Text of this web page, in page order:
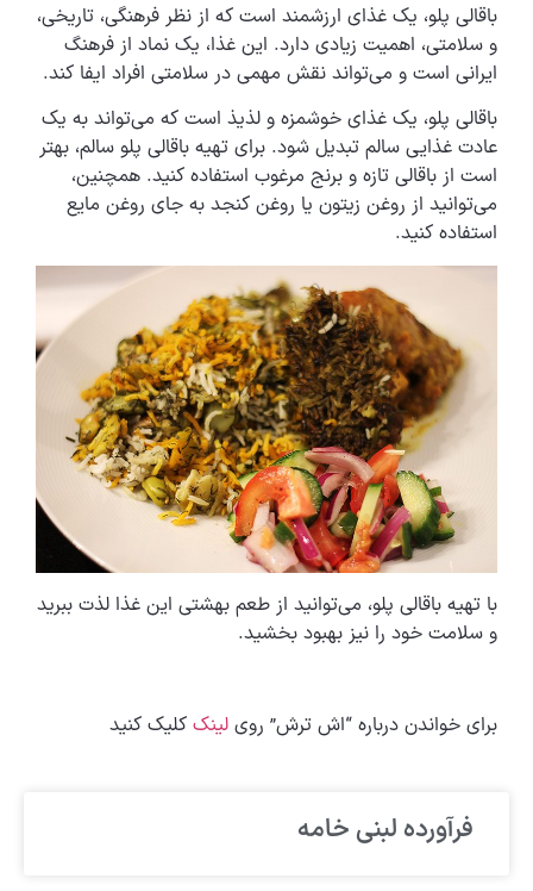
باقالی پلو، یک غذای ارزشمند است که از نظر فرهنگی، تاریخی،
و سلامتی، اهمیت زیادی دارد. این غذا، یک نماد از فرهنگ
ایرانی است و می‌تواند نقش مهمی در سلامتی افراد ایفا کند.
باقالی پلو، یک غذای خوشمزه و لذیذ است که می‌تواند به یک
عادت غذایی سالم تبدیل شود. برای تهیه باقالی پلو سالم، بهتر
است از باقالی تازه و برنج مرغوب استفاده کنید. همچنین،
می‌توانید از روغن زیتون یا روغن کنجد به جای روغن مایع
استفاده کنید.
با تهیه باقالی پلو، می‌توانید از طعم بهشتی این غذا لذت ببرید
و سلامت خود را نیز بهبود بخشید.
برای خواندن درباره “اش ترش” روی لینک کلیک کنید
فرآورده لبنی خامه